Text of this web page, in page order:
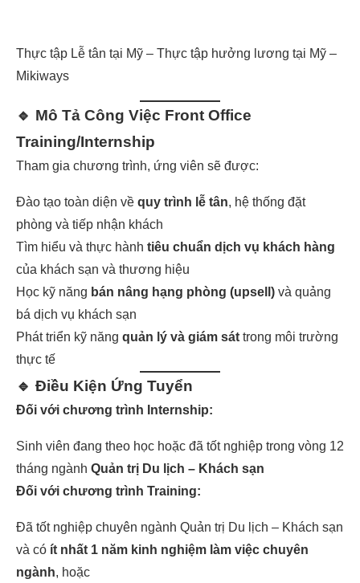
Thực tập Lễ tân tại Mỹ – Thực tập hưởng lương tại Mỹ –
Mikiways
🔹 Mô Tả Công Việc Front Office
Training/Internship
Tham gia chương trình, ứng viên sẽ được:
Đào tạo toàn diện về quy trình lễ tân, hệ thống đặt
phòng và tiếp nhận khách
Tìm hiểu và thực hành tiêu chuẩn dịch vụ khách hàng
của khách sạn và thương hiệu
Học kỹ năng bán nâng hạng phòng (upsell) và quảng
bá dịch vụ khách sạn
Phát triển kỹ năng quản lý và giám sát trong môi trường
thực tế
🔹 Điều Kiện Ứng Tuyển
Đối với chương trình Internship:
Sinh viên đang theo học hoặc đã tốt nghiệp trong vòng 12
tháng ngành Quản trị Du lịch – Khách sạn
Đối với chương trình Training:
Đã tốt nghiệp chuyên ngành Quản trị Du lịch – Khách sạn
và có ít nhất 1 năm kinh nghiệm làm việc chuyên
ngành, hoặc